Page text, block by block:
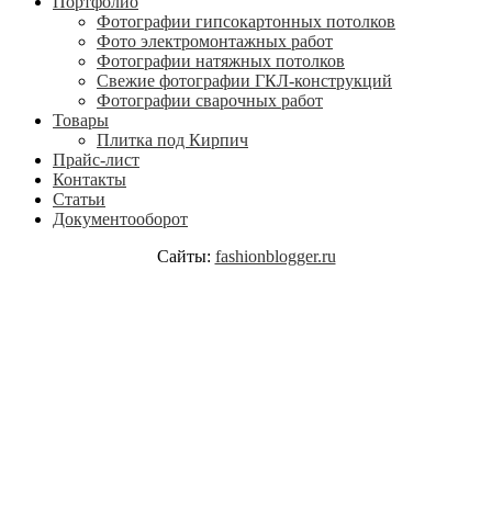
Фотографии гипсокартонных потолков
Фото электромонтажных работ
Фотографии натяжных потолков
Свежие фотографии ГКЛ-конструкций
Фотографии сварочных работ
Товары
Плитка под Кирпич
Прайс-лист
Контакты
Статьи
Документооборот
Сайты: fashionblogger.ru